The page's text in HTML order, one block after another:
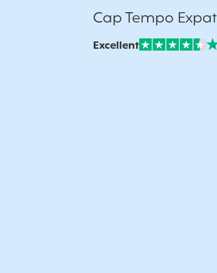
Cap Tempo Expat
Note sur Avis vérifiés :
Excellent